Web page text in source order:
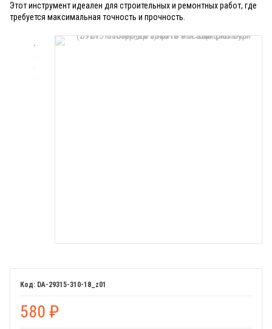
Этот инструмент идеален для строительных и ремонтных работ, где
требуется максимальная точность и прочность.
DA-29315-310-18_z01
580 ₽